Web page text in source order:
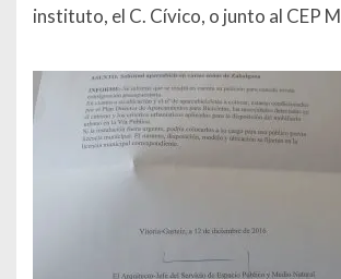
instituto, el C. Cívico, o junto al CEP